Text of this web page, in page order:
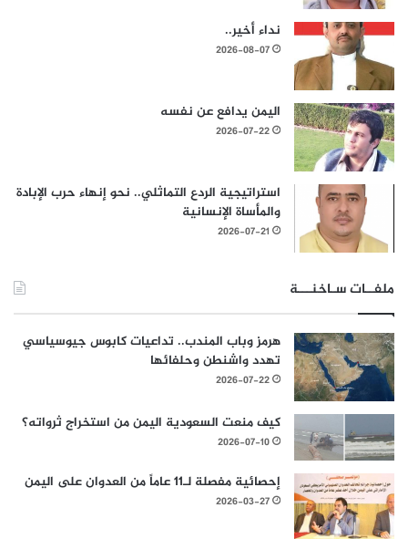
نداء أخير..
2026-08-07
اليمن يدافع عن نفسه
2026-07-22
استراتيجية الردع التماثلي.. نحو إنهاء حرب الإبادة
والمأساة الإنسانية
2026-07-21
ملفــات سـاخنـــة
هرمز وباب المندب.. تداعيات كابوس جيوسياسي
تهدد واشنطن وحلفائها
2026-07-22
كيف منعت السعودية اليمن من استخراج ثرواته؟
2026-07-10
إحصائية مفصلة لـ11 عاماً من العدوان على اليمن
2026-03-27